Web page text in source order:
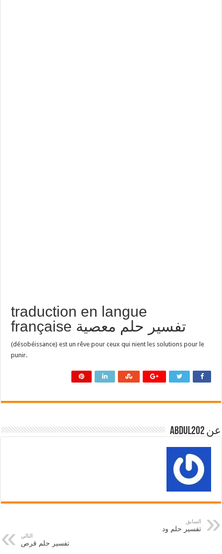
traduction en langue
française تفسير حلم معصية
(désobéissance) est un rêve pour ceux qui nient les solutions pour le
punir.
عن abdul202
السابق
تفسير حلم ود
التالي
تفسير حلم قرص